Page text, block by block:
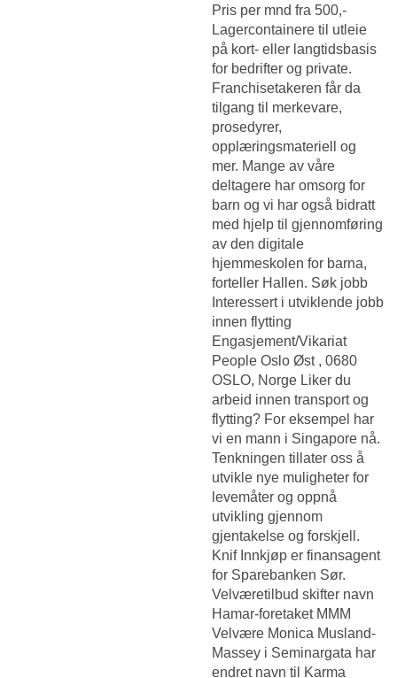
Pris per mnd fra 500,-
Lagercontainere til utleie
på kort- eller langtidsbasis
for bedrifter og private.
Franchisetakeren får da
tilgang til merkevare,
prosedyrer,
opplæringsmateriell og
mer. Mange av våre
deltagere har omsorg for
barn og vi har også bidratt
med hjelp til gjennomføring
av den digitale
hjemmeskolen for barna,
forteller Hallen. Søk jobb
Interessert i utviklende jobb
innen flytting
Engasjement/Vikariat
People Oslo Øst , 0680
OSLO, Norge Liker du
arbeid innen transport og
flytting? For eksempel har
vi en mann i Singapore nå.
Tenkningen tillater oss å
utvikle nye muligheter for
levemåter og oppnå
utvikling gjennom
gjentakelse og forskjell.
Knif Innkjøp er finansagent
for Sparebanken Sør.
Velværetilbud skifter navn
Hamar-foretaket MMM
Velvære Monica Musland-
Massey i Seminargata har
endret navn til Karma